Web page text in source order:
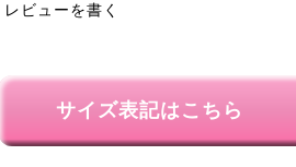
レビューを書く
サイズ表記はこちら